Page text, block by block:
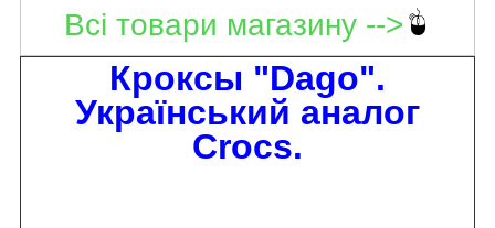
Всі товари магазину -->
Кроксы "Dago".
Український аналог
Crocs.